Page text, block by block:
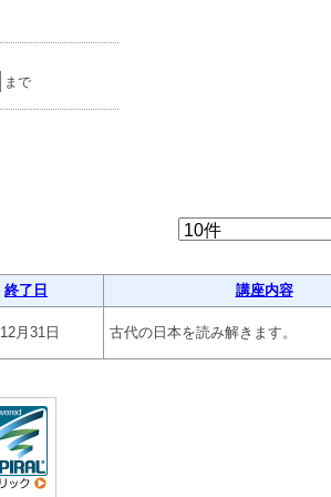
まで
終了日 講座内容
月31日 古代の日本を読み解きます。